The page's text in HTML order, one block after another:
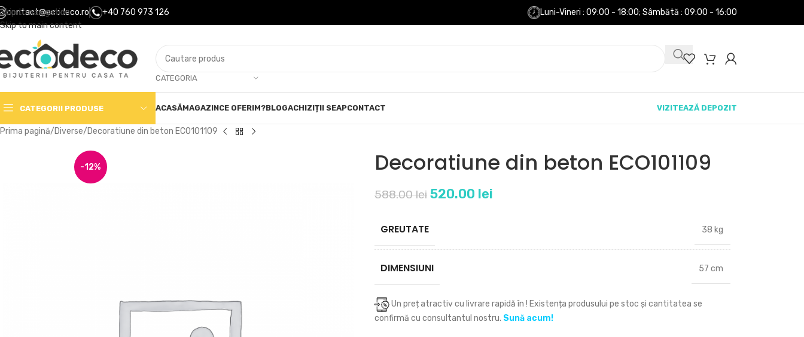
Skip to navigation
Skip to main content
contact@ecodeco.ro +40 760 973 126 Luni-Vineri : 09:00 - 18:00; Sâmbătă : 09:00 - 16:00
CATEGORIA
CATEGORII PRODUSE ACASĂMAGAZINCE OFERIM?BLOGACHIZIȚII SEAPCONTACT VIZITEAZĂ DEPOZIT
Prima pagină Diverse Decoratiune din beton ECO101109
-12% Decoratiune din beton ECO101109
588.00lei 520.00 lei
GREUTATE 38 kg
DIMENSIUNI 57 cm
Un preț atractiv cu livrare rapidă în ! Existența produsului pe stoc și cantitatea se
confirmă cu consultantul nostru. Sună acum!